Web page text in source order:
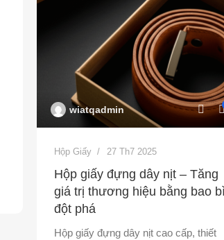
wiatqadmin
Hộp Giấy 27 Th7 2025
Hộp giấy đựng dây nịt – Tăng
giá trị thương hiệu bằng bao bì
đột phá
Hộp giấy đựng dây nịt cao cấp, thiết